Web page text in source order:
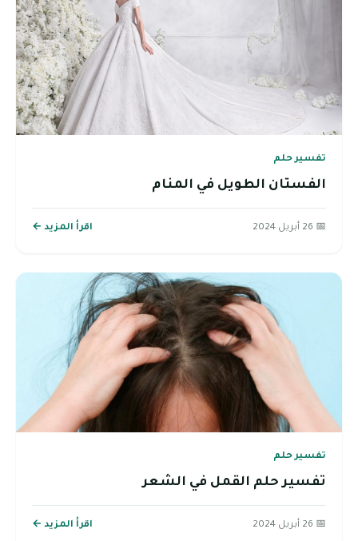
تفسير حلم
الفستان الطويل في المنام
📅 26 أبريل 2024 اقرأ المزيد ←
تفسير حلم
تفسير حلم القمل في الشعر
📅 26 أبريل 2024 اقرأ المزيد ←